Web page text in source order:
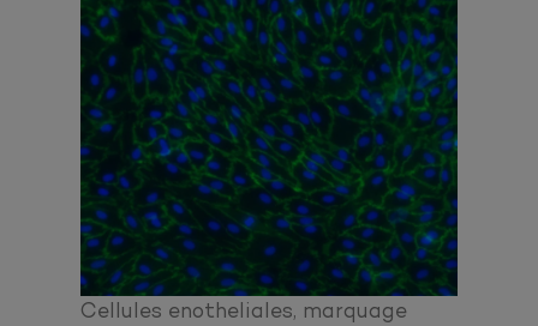
Cellules enotheliales, marquage